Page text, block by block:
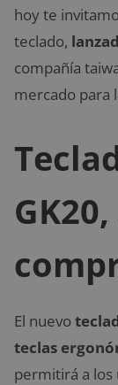
hoy te
teclado,
compañía
mercado para
El nuevo
teclas
permitirá a los